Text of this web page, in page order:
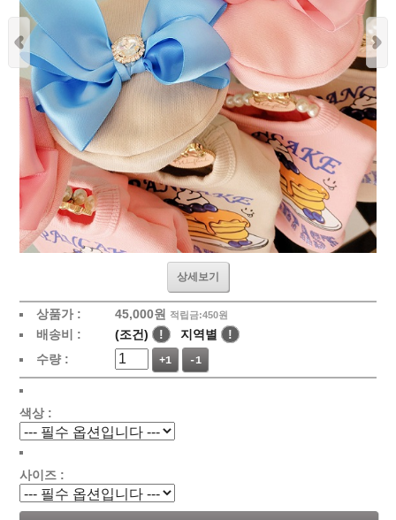
상세보기
상품가 : 45,000원 적립금:450원
배송비 : (조건) ! 지역별
!
수량 :
+1 -1
색상 :
사이즈 :